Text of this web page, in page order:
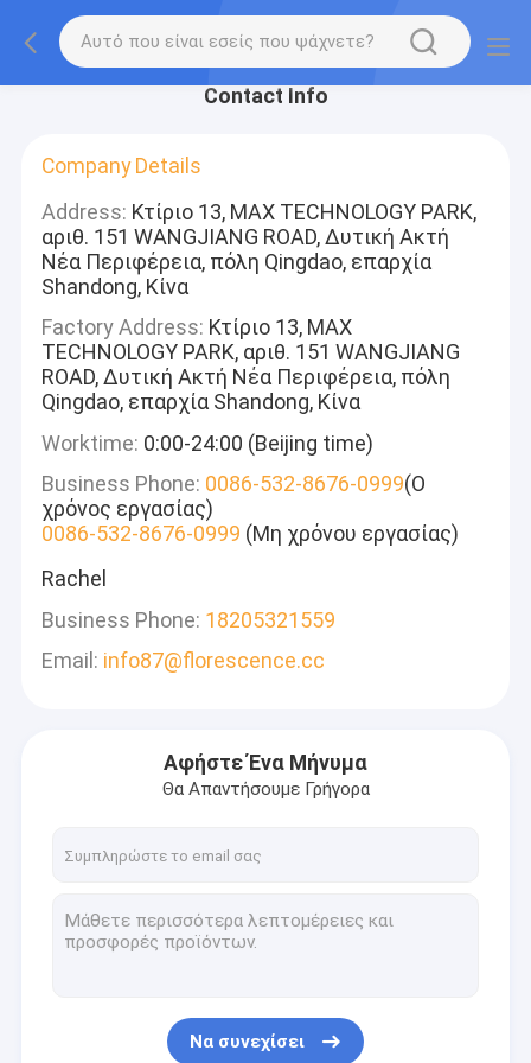
Contact Info
Company Details
Address: Κτίριο 13, MAX TECHNOLOGY PARK,
αριθ. 151 WANGJIANG ROAD, Δυτική Ακτή
Νέα Περιφέρεια, πόλη Qingdao, επαρχία
Shandong, Κίνα
Factory Address: Κτίριο 13, MAX
TECHNOLOGY PARK, αριθ. 151 WANGJIANG
ROAD, Δυτική Ακτή Νέα Περιφέρεια, πόλη
Qingdao, επαρχία Shandong, Κίνα
Worktime: 0:00-24:00 (Beijing time)
Business Phone: 0086-532-8676-0999(Ο
χρόνος εργασίας)
0086-532-8676-0999 (Μη χρόνου εργασίας)
Rachel
Business Phone: 18205321559
Email: info87@florescence.cc
Αφήστε Ένα Μήνυμα
Θα Απαντήσουμε Γρήγορα
Να συνεχίσει